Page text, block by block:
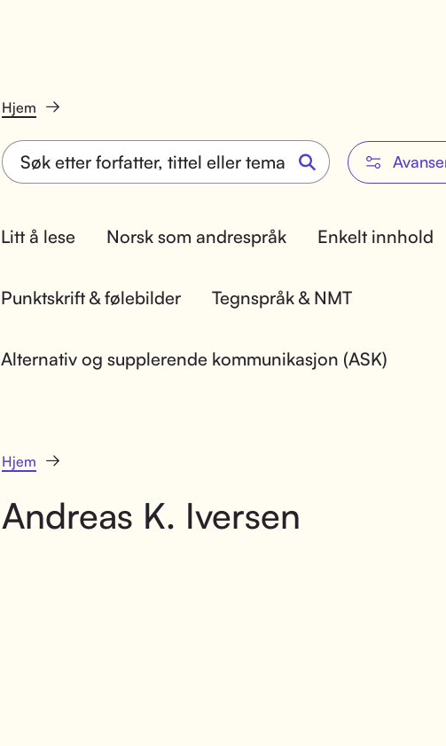
Hjem
Litt å lese Norsk som andrespråk Enkelt innhold
Punktskrift & følebilder Tegnspråk & NMT
Alternativ og supplerende kommunikasjon (ASK)
Hjem
Andreas K. Iversen